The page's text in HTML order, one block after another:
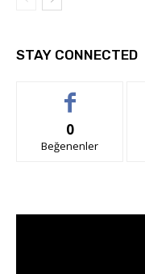
STAY CONNECTED
0
Beğenenler